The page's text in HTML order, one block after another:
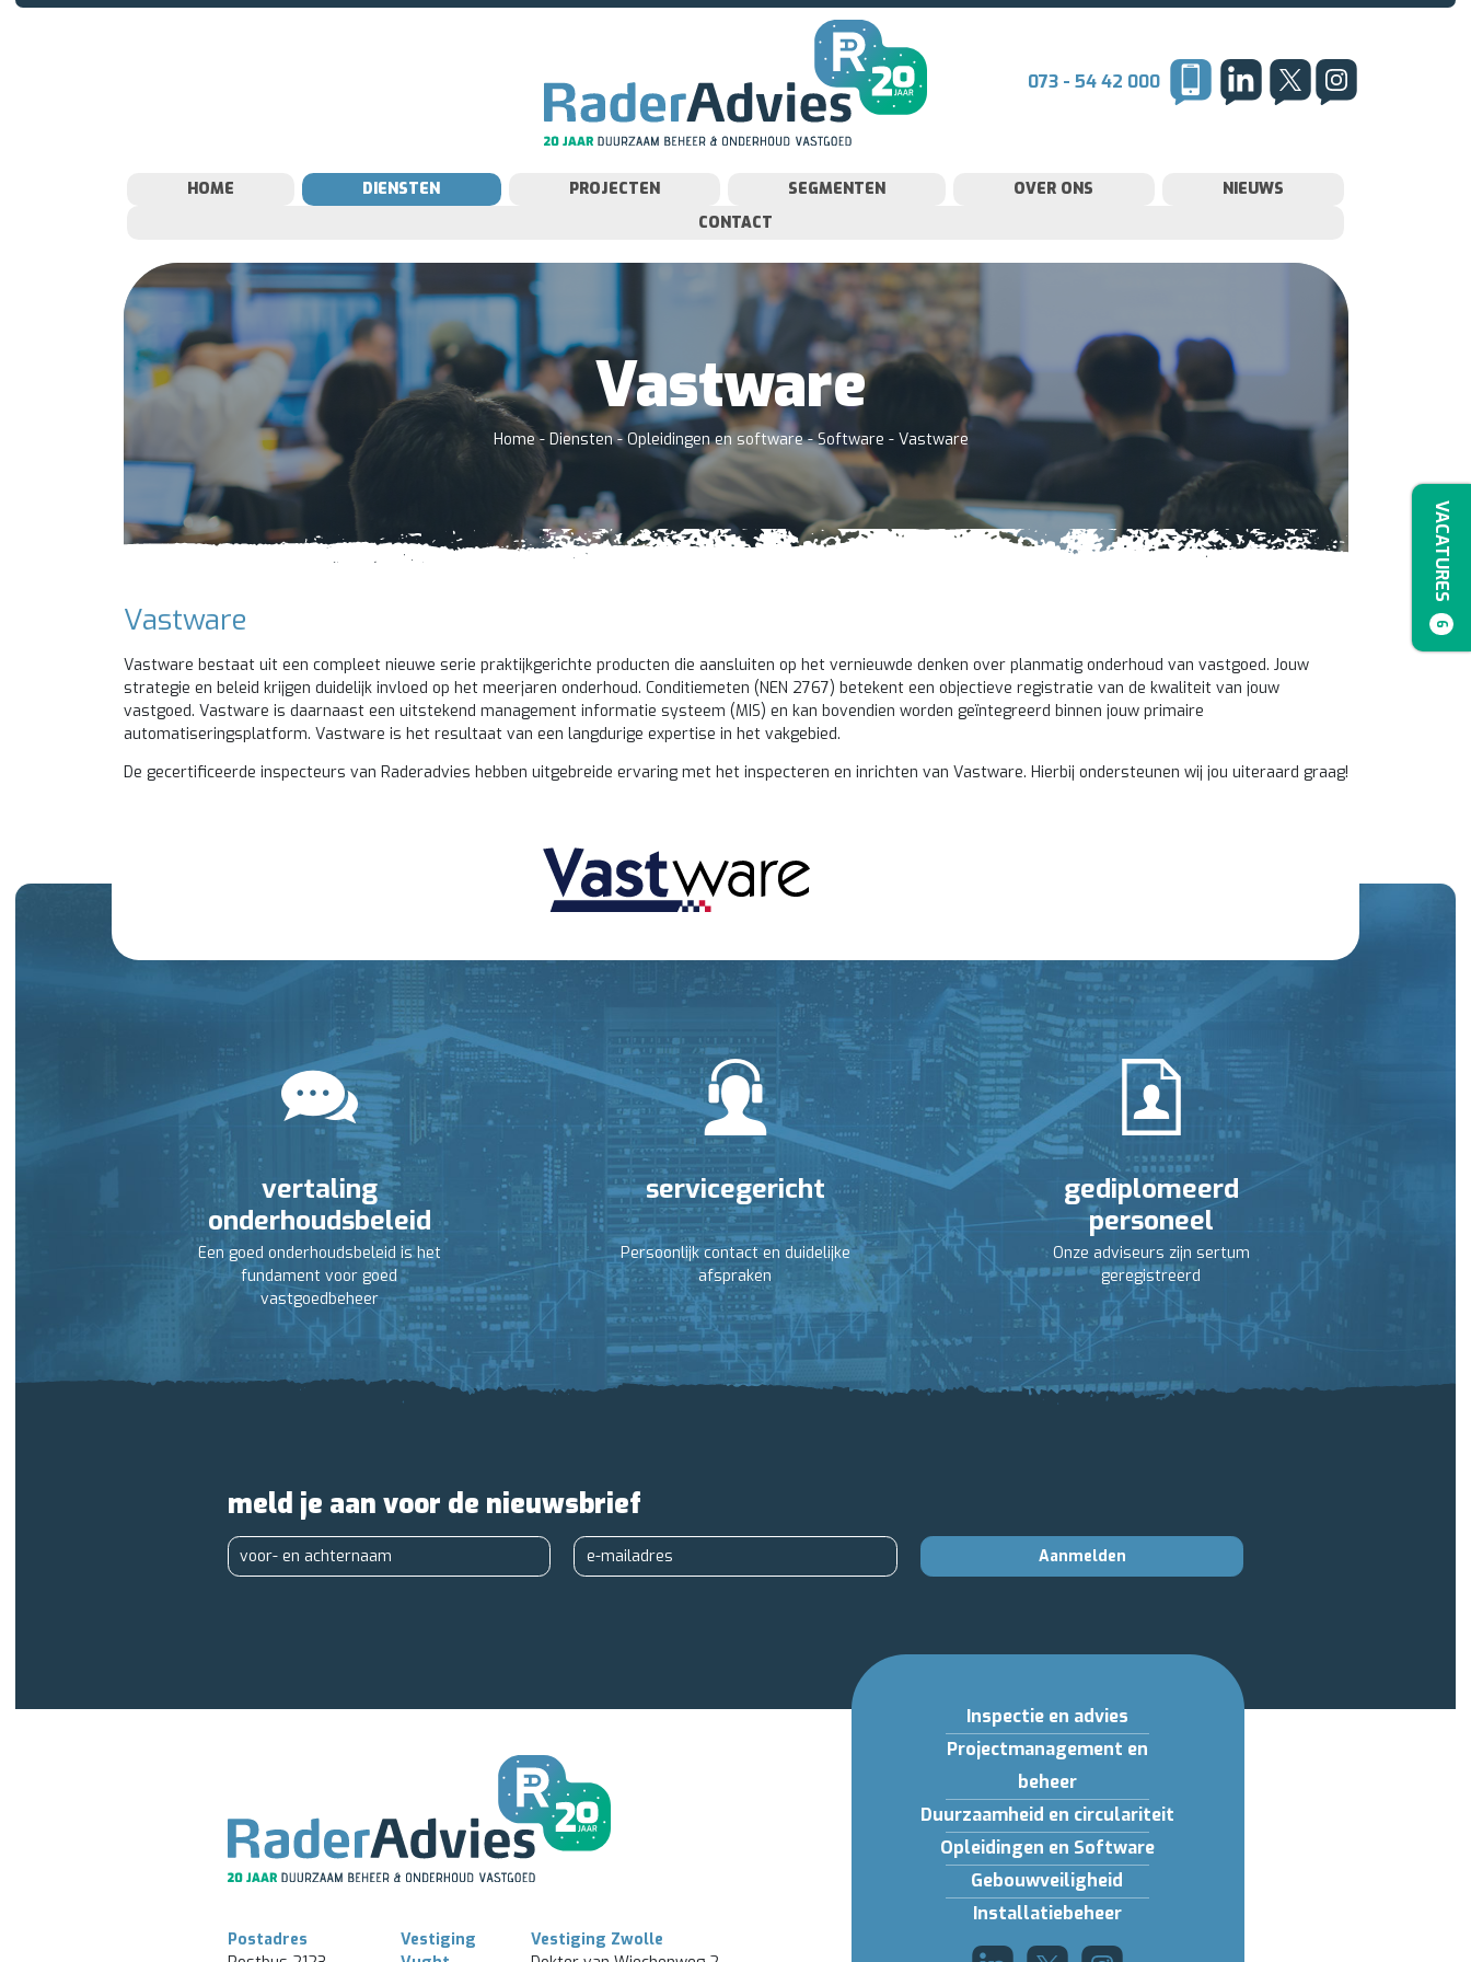
073 - 54 42 000
HOME DIENSTEN PROJECTEN SEGMENTEN OVER ONS
NIEUWS
CONTACT
VACATURES
6
Vastware
Home- Diensten- Opleidingen en software- Software - Vastware
Vastware
Vastware bestaat uit een compleet nieuwe serie praktijkgerichte producten die aansluiten op het vernieuwde denken over planmatig onderhoud van vastgoed. Jouw
strategie en beleid krijgen duidelijk invloed op het meerjaren onderhoud. Conditiemeten (NEN 2767) betekent een objectieve registratie van de kwaliteit van jouw
vastgoed. Vastware is daarnaast een uitstekend management informatie systeem (MIS) en kan bovendien worden geïntegreerd binnen jouw primaire
automatiseringsplatform. Vastware is het resultaat van een langdurige expertise in het vakgebied.
De gecertificeerde inspecteurs van Raderadvies hebben uitgebreide ervaring met het inspecteren en inrichten van Vastware. Hierbij ondersteunen wij jou uiteraard graag!
vertaling
onderhoudsbeleid
Een goed onderhoudsbeleid is het
fundament voor goed
vastgoedbeheer
servicegericht
Persoonlijk contact en duidelijke
afspraken
gediplomeerd
personeel
Onze adviseurs zijn sertum
geregistreerd
meld je aan voor de nieuwsbrief
Aanmelden
Postadres
Vestiging
Vestiging Zwolle
Inspectie en advies
Projectmanagement en
beheer
Duurzaamheid en circulariteit
Opleidingen en Software
Gebouwveiligheid
Installatiebeheer